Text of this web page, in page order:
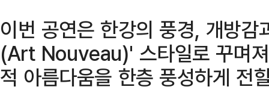
이번 공연은 한강의 풍경, 개방
(Art Nouveau)' 스타일로 꾸며
적 아름다움을 한층 풍성하게 전